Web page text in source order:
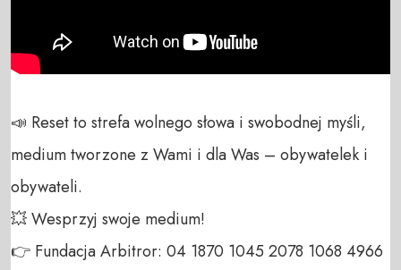
📣 Reset to strefa wolnego słowa i swobodnej myśli,
medium tworzone z Wami i dla Was – obywatelek i
obywateli.
💥 Wesprzyj swoje medium!
👉 Fundacja Arbitror: 04 1870 1045 2078 1068 4966